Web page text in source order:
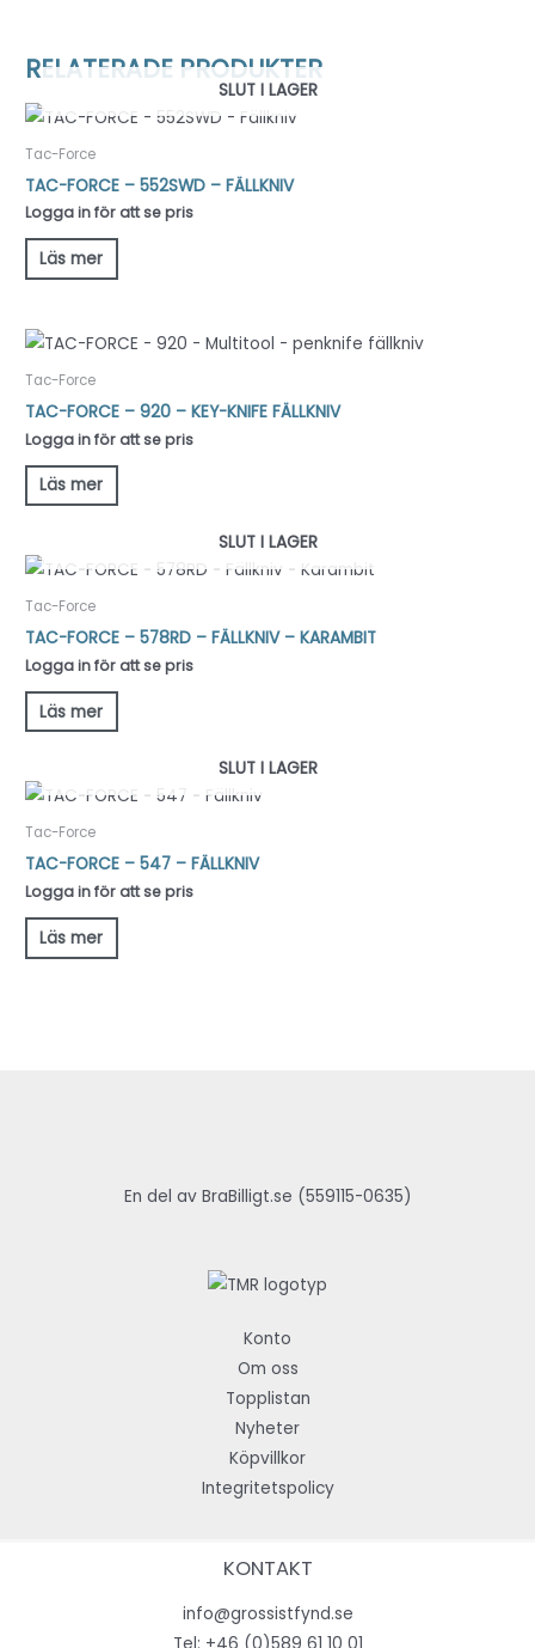
RELATERADE PRODUKTER
SLUT I LAGER
Tac-Force
TAC-FORCE – 552SWD – FÄLLKNIV
Logga in för att se pris
Läs mer
Tac-Force
TAC-FORCE – 920 – KEY-KNIFE FÄLLKNIV
Logga in för att se pris
Läs mer
SLUT I LAGER
Tac-Force
TAC-FORCE – 578RD – FÄLLKNIV – KARAMBIT
Logga in för att se pris
Läs mer
SLUT I LAGER
Tac-Force
TAC-FORCE – 547 – FÄLLKNIV
Logga in för att se pris
Läs mer
En del av BraBilligt.se (559115-0635)
Konto
Om oss
Topplistan
Nyheter
Köpvillkor
Integritetspolicy
KONTAKT
info@grossistfynd.se